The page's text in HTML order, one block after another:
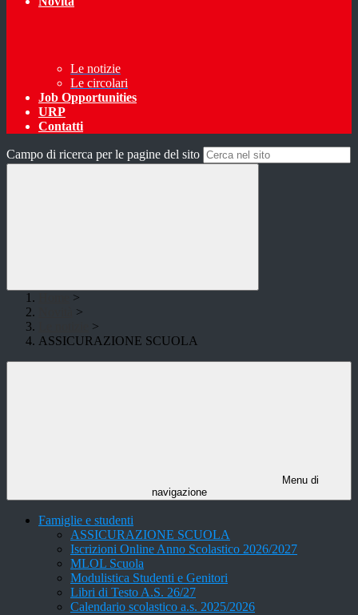
Le notizie
Le circolari
Job Opportunities
URP
Contatti
Campo di ricerca per le pagine del sito
>
>
>
ASSICURAZIONE SCUOLA
Menu di
navigazione
Famiglie e studenti
ASSICURAZIONE SCUOLA
Iscrizioni Online Anno Scolastico 2026/2027
MLOL Scuola
Modulistica Studenti e Genitori
Libri di Testo A.S. 26/27
Calendario scolastico a.s. 2025/2026